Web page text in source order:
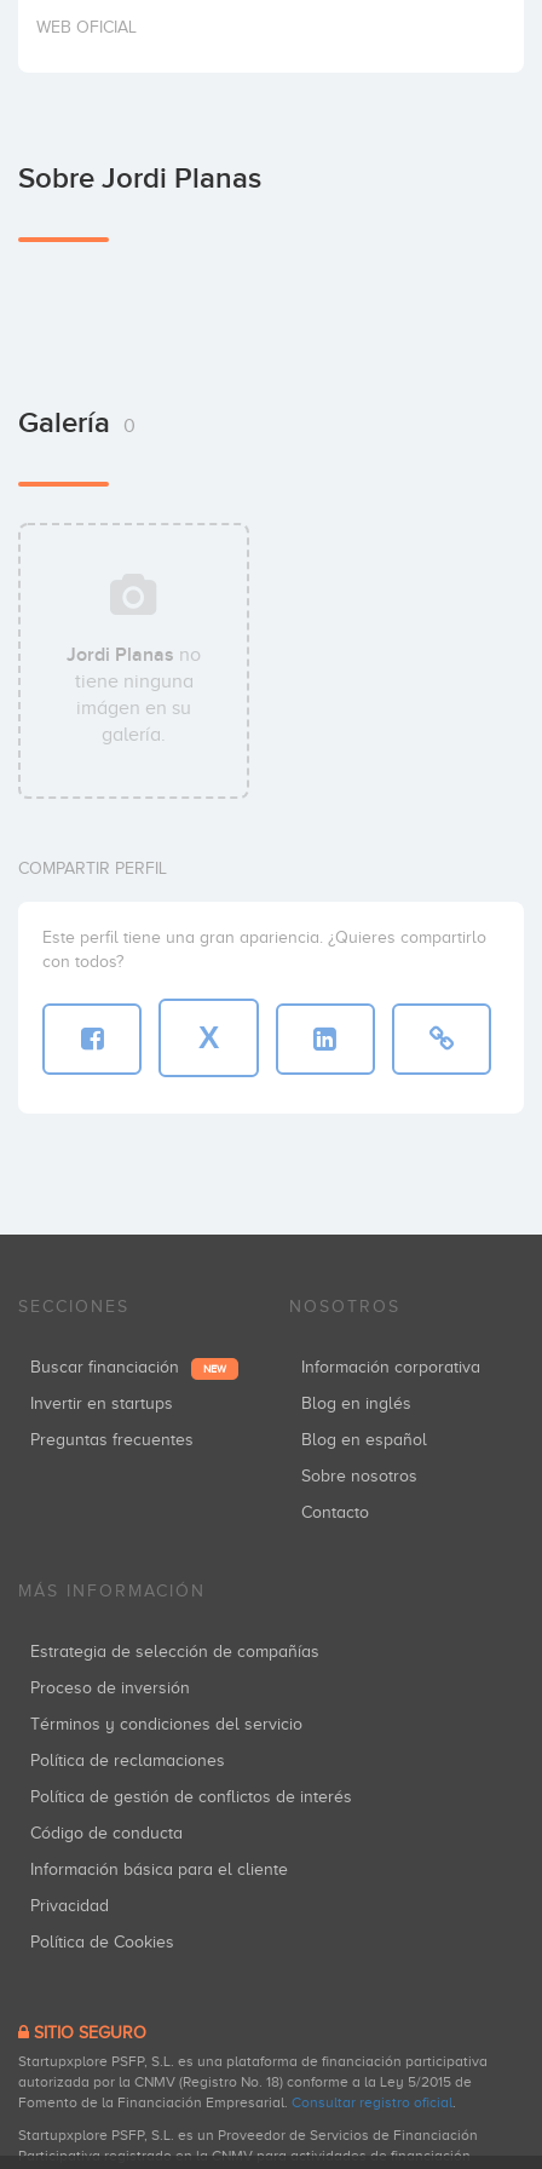
Invertir
WEB OFICIAL
Sobre Jordi Planas
Galería 0
Jordi Planas no
tiene ninguna
imágen en su
galería.
COMPARTIR PERFIL
Este perfil tiene una gran apariencia. ¿Quieres compartirlo
con todos?
X
SECCIONES
Buscar financiación NEW
Invertir en startups
Preguntas frecuentes
NOSOTROS
Información corporativa
Blog en inglés
Blog en español
Sobre nosotros
Contacto
MÁS INFORMACIÓN
Estrategia de selección de compañías
Proceso de inversión
Términos y condiciones del servicio
Política de reclamaciones
Política de gestión de conflictos de interés
Código de conducta
Información básica para el cliente
Privacidad
Política de Cookies
SITIO SEGURO
Startupxplore PSFP, S.L. es una plataforma de financiación participativa
autorizada por la CNMV (Registro No. 18) conforme a la Ley 5/2015 de
Fomento de la Financiación Empresarial. Consultar registro oficial.
Startupxplore PSFP, S.L. es un Proveedor de Servicios de Financiación
Participativa registrado en la CNMV para actividades de financiación